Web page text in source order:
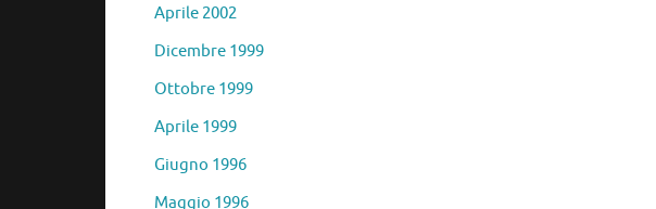
Aprile 2002
Dicembre 1999
Ottobre 1999
Aprile 1999
Giugno 1996
Maggio 1996